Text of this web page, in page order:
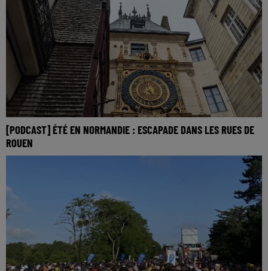
[PODCAST] ÉTÉ EN NORMANDIE : ESCAPADE DANS LES RUES DE
ROUEN